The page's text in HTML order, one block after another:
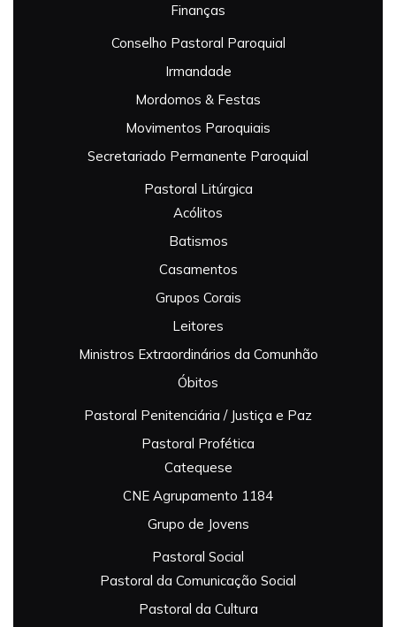
Finanças
Conselho Pastoral Paroquial
Irmandade
Mordomos & Festas
Movimentos Paroquiais
Secretariado Permanente Paroquial
Pastoral Litúrgica
Acólitos
Batismos
Casamentos
Grupos Corais
Leitores
Ministros Extraordinários da Comunhão
Óbitos
Pastoral Penitenciária / Justiça e Paz
Pastoral Profética
Catequese
CNE Agrupamento 1184
Grupo de Jovens
Pastoral Social
Pastoral da Comunicação Social
Pastoral da Cultura